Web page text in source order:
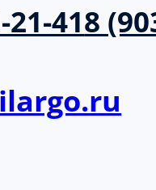
418